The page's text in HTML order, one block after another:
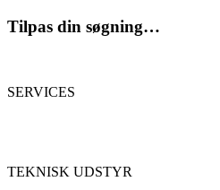
Tilpas din søgning…
SERVICES
TEKNISK UDSTYR